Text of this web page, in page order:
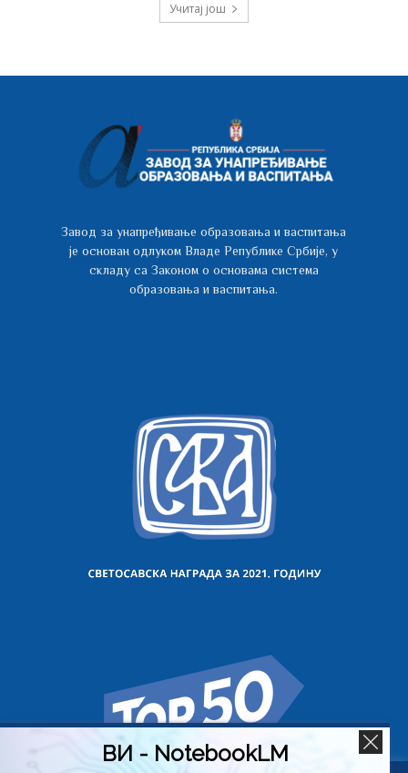
Учитај још
Завод за унапређивање образовања и васпитања
је основан одлуком Владе Републике Србије, у
складу са Законом о основама система
образовања и васпитања.
ВИ - NotebookLM